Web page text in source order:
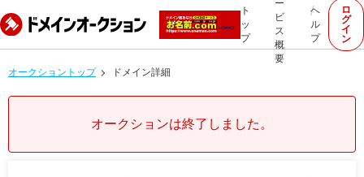
ト
ッ
プ
ー
ビ
ス
概
要
ヘ
ル
プ
ロ
グ
イ
ン
オークショントップ ドメイン詳細
オークションは終了しました。